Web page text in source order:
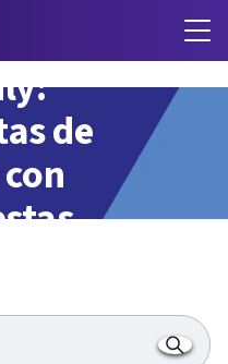
de